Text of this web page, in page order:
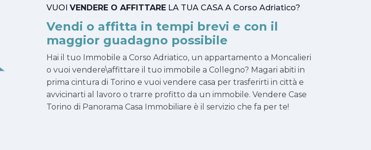
VUOI VENDERE O AFFITTARE LA TUA CASA A Corso Adriatico?
Vendi o affitta in tempi brevi e con il
maggior guadagno possibile
Hai il tuo Immobile a Corso Adriatico, un appartamento a Moncalieri
o vuoi vendere\affittare il tuo immobile a Collegno? Magari abiti in
prima cintura di Torino e vuoi vendere casa per trasferirti in città e
avvicinarti al lavoro o trarre profitto da un immobile. Vendere Case
Torino di Panorama Casa Immobiliare è il servizio che fa per te!